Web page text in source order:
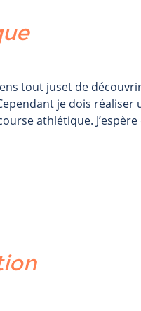
tout juset de
je dois
athlétique.